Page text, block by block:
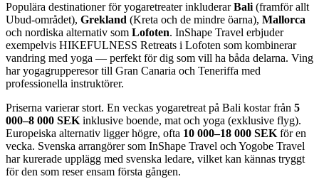
Populära destinationer för yogaretreater inkluderarBali (framför allt
Ubud-området), Grekland (Kreta och de mindre öarna), Mallorca
och nordiska alternativ som Lofoten. InShape Travel erbjuder
exempelvis HIKEFULNESS Retreats i Lofoten som kombinerar
vandring med yoga — perfekt för dig som vill ha båda delarna. Ving
har yogagrupperesor till Gran Canaria och Teneriffa med
professionella instruktörer.
Priserna varierar stort. En veckas yogaretreat på Bali kostar från 5
000–8 000 SEK inklusive boende, mat och yoga (exklusive flyg).
Europeiska alternativ ligger högre, ofta 10 000–18 000 SEK för en
vecka. Svenska arrangörer som InShape Travel och Yogobe Travel
har kurerade upplägg med svenska ledare, vilket kan kännas tryggt
för den som reser ensam första gången.